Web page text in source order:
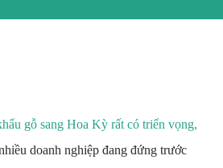
gỗ sang Hoa Kỳ rất có triển vọng,
doanh nghiệp đang đứng trước